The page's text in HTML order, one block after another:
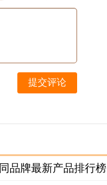
提交评论
同品牌最新产品排行榜